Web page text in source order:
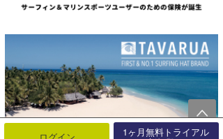
1ヶ月無料トライアル